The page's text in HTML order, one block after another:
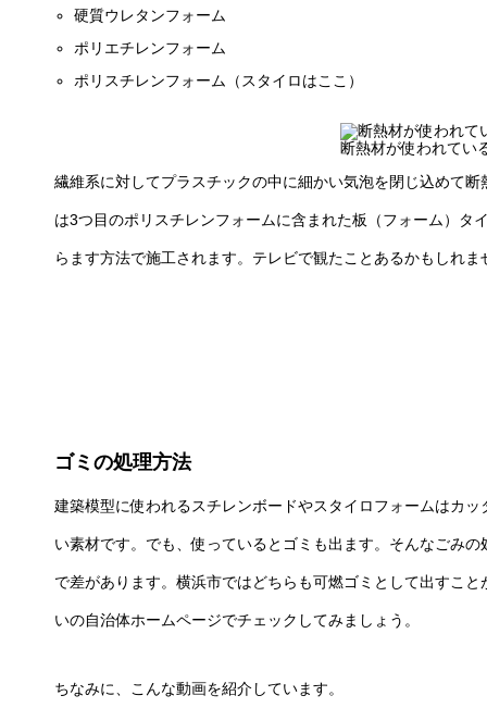
硬質ウレタンフォーム
ポリエチレンフォーム
ポリスチレンフォーム（スタイロはここ）
断熱材が使われてい
繊維系に対してプラスチックの中に細かい気泡を閉じ込めて
は3つ目のポリスチレンフォームに含まれた板（フォーム）タ
らます方法で施工されます。テレビで観たことあるかもしれま
ゴミの処理方法
建築模型に使われるスチレンボードやスタイロフォームはカ
い素材です。でも、使っているとゴミも出ます。そんなごみ
で差があります。横浜市ではどちらも可燃ゴミとして出すこ
いの自治体ホームページでチェックしてみましょう。
ちなみに、こんな動画を紹介しています。